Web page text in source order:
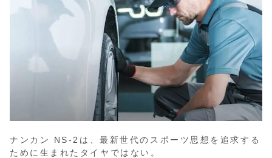
ナンカン NS-2は、最新世代のスポーツ思想を追求する
ために生まれたタイヤではない。